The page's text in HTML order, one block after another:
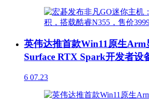
英伟达推首款Win11原生Arm
Surface RTX Spark开发者设
6 07.23